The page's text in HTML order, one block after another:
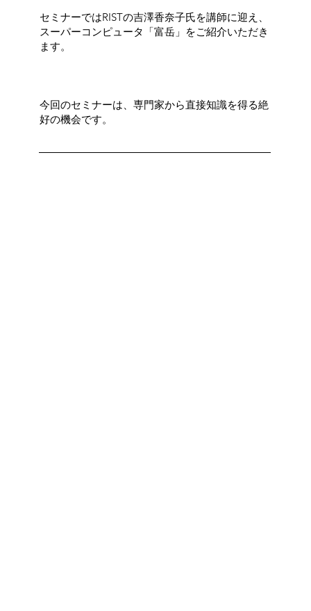
セミナーではRISTの吉澤香奈子氏を講師に迎え、
スーパーコンピュータ「富岳」をご紹介いただき
ます。
今回のセミナーは、専門家から直接知識を得る絶
好の機会です。